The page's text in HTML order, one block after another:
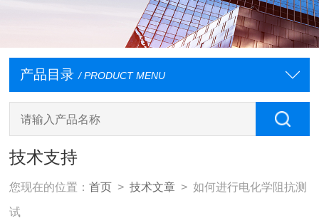
产品目录 / PRODUCT MENU
技术支持
您现在的位置：首页 >技术文章 > 如何进行电化学阻抗测
试